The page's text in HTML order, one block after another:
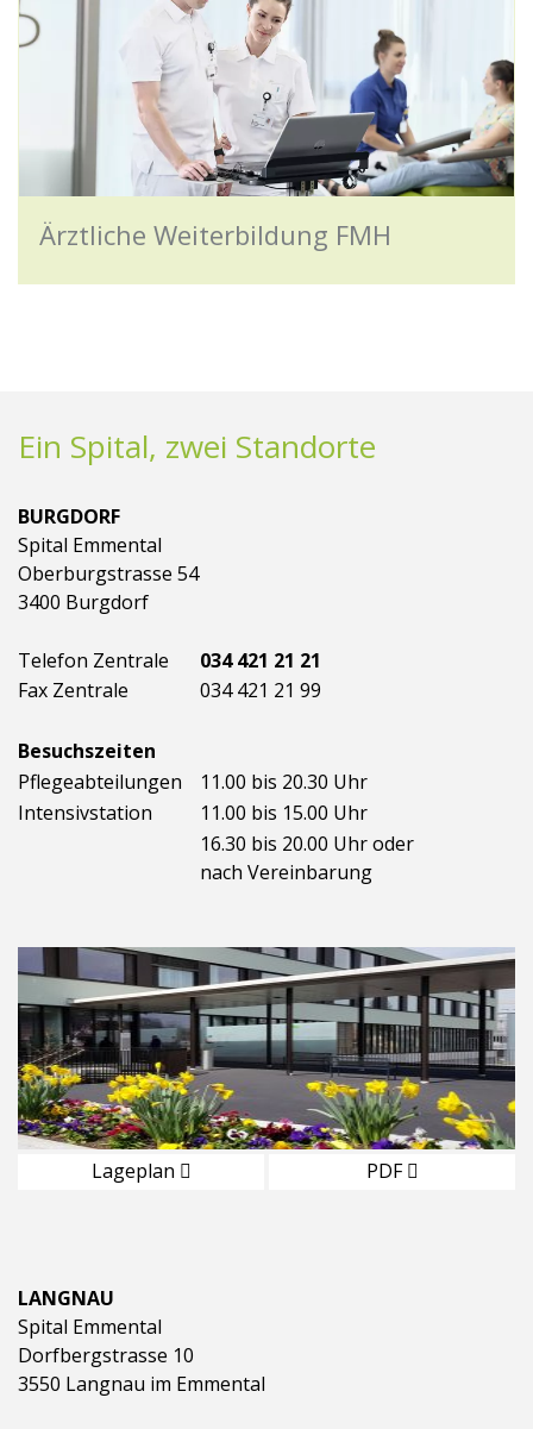
Ärztliche Weiterbildung FMH
Ein Spital, zwei Standorte
BURGDORF
Spital Emmental
Oberburgstrasse 54
3400 Burgdorf
Telefon Zentrale
034 421 21 21
Fax Zentrale
034 421 21 99
Besuchszeiten
Pflegeabteilungen
11.00 bis 20.30 Uhr
Intensivstation
11.00 bis 15.00 Uhr
16.30 bis 20.00 Uhr oder
nach Vereinbarung
Lageplan PDF
LANGNAU
Spital Emmental
Dorfbergstrasse 10
3550 Langnau im Emmental